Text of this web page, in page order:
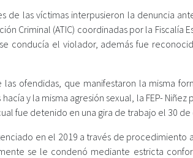
de las víctimas interpusieron la denuncia
Criminal (ATIC) coordinadas por la Fiscalía
conducía el violador, además fue
ofendidas, que manifestaron la misma
y la misma agresión sexual, la FEP-
fue detenido en una gira de trabajo el 30
en el 2019 a través de
se le condenó mediante estricta